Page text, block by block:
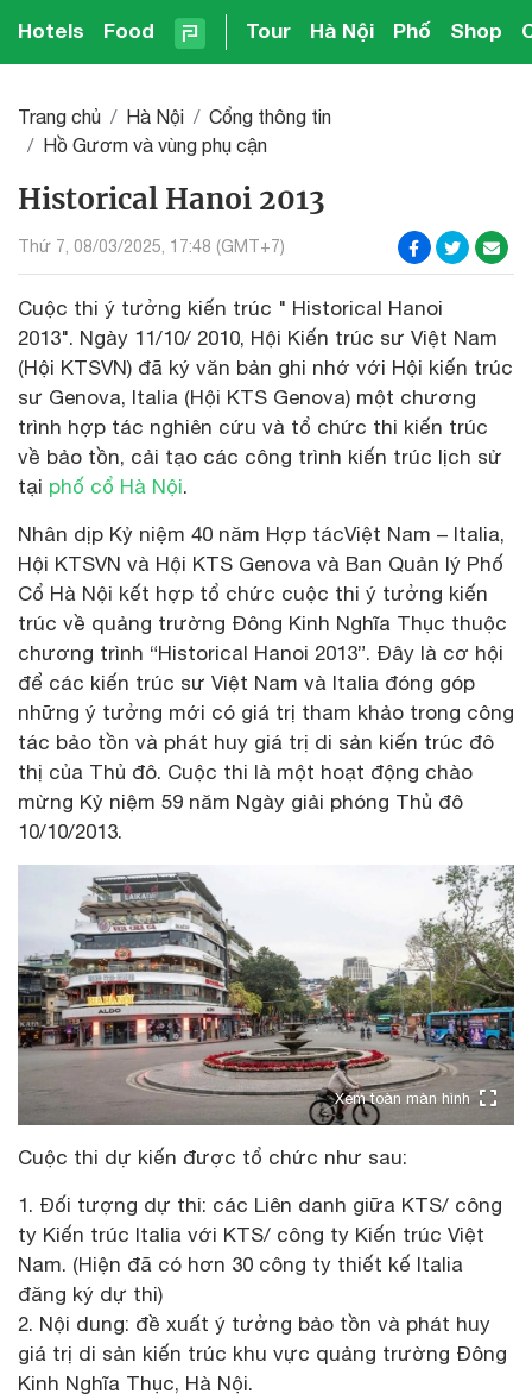
Hotels Food Tour Hà Nội Phố Shop
Trang chủ Hà Nội
Cổng thông tin
Hồ Gươm và vùng phụ cận
Historical Hanoi 2013
Thứ 7, 08/03/2025, 17:48 (GMT+7)
Cuộc thi ý tưởng kiến trúc " Historical Hanoi
2013". Ngày 11/10/ 2010, Hội Kiến trúc sư Việt Nam
(Hội KTSVN) đã ký văn bản ghi nhớ với Hội kiến trúc
sư Genova, Italia (Hội KTS Genova) một chương
trình hợp tác nghiên cứu và tổ chức thi kiến trúc
về bảo tồn, cải tạo các công trình kiến trúc lịch sử
tại phố cổ Hà Nội.
Nhân dịp Kỷ niệm 40 năm Hợp tácViệt Nam – Italia,
Hội KTSVN và Hội KTS Genova và Ban Quản lý Phố
Cổ Hà Nội kết hợp tổ chức cuộc thi ý tưởng kiến
trúc về quảng trường Đông Kinh Nghĩa Thục thuộc
chương trình “Historical Hanoi 2013”. Đây là cơ hội
để các kiến trúc sư Việt Nam và Italia đóng góp
những ý tưởng mới có giá trị tham khảo trong công
tác bảo tồn và phát huy giá trị di sản kiến trúc đô
thị của Thủ đô. Cuộc thi là một hoạt động chào
mừng Kỷ niệm 59 năm Ngày giải phóng Thủ đô
10/10/2013.
Xem toàn màn hình
Cuộc thi dự kiến được tổ chức như sau:
1. Đối tượng dự thi: các Liên danh giữa KTS/ công
ty Kiến trúc Italia với KTS/ công ty Kiến trúc Việt
Nam. (Hiện đã có hơn 30 công ty thiết kế Italia
đăng ký dự thi)
2. Nội dung: đề xuất ý tưởng bảo tồn và phát huy
giá trị di sản kiến trúc khu vực quảng trường Đông
Kinh Nghĩa Thục, Hà Nội.